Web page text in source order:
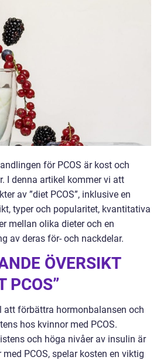
för PCOS är kost och
I denna artikel kommer vi att
av ”diet PCOS”, inklusive en
typer och popularitet, kvantitativa
mellan olika dieter och en
av deras för- och nackdelar.
ÖVERSIKT
PCOS”
att förbättra hormonbalansen och
hos kvinnor med PCOS.
och höga nivåer av insulin är
PCOS, spelar kosten en viktig